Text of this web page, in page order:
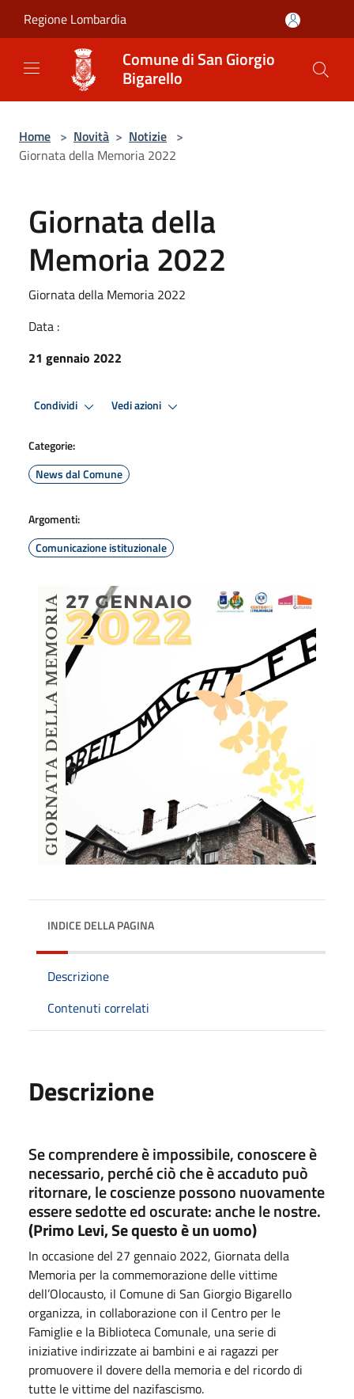
Regione Lombardia
Comune di San Giorgio
Bigarello
Home > Novità > Notizie >
Giornata della Memoria 2022
Giornata della
Memoria 2022
Giornata della Memoria 2022
Data :
21 gennaio 2022
Condividi Vedi azioni
Categorie:
News dal Comune
Argomenti:
Comunicazione istituzionale
INDICE DELLA PAGINA
Descrizione
Contenuti correlati
Descrizione
Se comprendere è impossibile, conoscere è
necessario, perché ciò che è accaduto può
ritornare, le coscienze possono nuovamente
essere sedotte ed oscurate: anche le nostre.
(Primo Levi, Se questo è un uomo)
In occasione del 27 gennaio 2022, Giornata della
Memoria per la commemorazione delle vittime
dell’Olocausto, il Comune di San Giorgio Bigarello
organizza, in collaborazione con il Centro per le
Famiglie e la Biblioteca Comunale, una serie di
iniziative indirizzate ai bambini e ai ragazzi per
promuovere il dovere della memoria e del ricordo di
tutte le vittime del nazifascismo.